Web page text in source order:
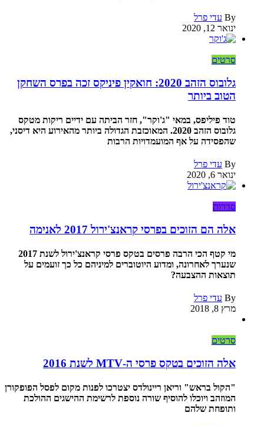
By עדי פרל
ינואר 12, 2020
סרטים
גלובוס הזהב 2020: חואקין פיניקס זכה בפרס השחקן
הטוב ביותר
טוד פיליפס, במאי "ג'וקר", חזר הביתה עם ידיים ריקות מטקס
גלובוס הזהב 2020. המאוכזבת הגדולה ביותר מהאירוע היא דיסני,
שהפסידה על אף המועמדויות הרבות
By עדי פרל
ינואר 6, 2020
סדרות
אלה הם הזוכים בפרסי קראנצ'ירול 2017 לאנימה
מי קטף הכי הרבה פרסים בטקס פרסי קראנצ'ירול לשנת 2017
שנערך לאחרונה, ומדוע היוטוברים למיניהם כל כך זועמים על
תוצאות ההצבעה?
By עדי פרל
מרץ 8, 2018
סרטים
אלה הזוכים בטקס פרסי ה-MTV לשנת 2016
"הקול בראש" וריאן ריינולדס יצטרכו לפנות מקום לפסל הפופקורן
המוזהב ויוכלו להוסיף שורה נוספת לרשימת ההישגים ההולכת
ותופחת שלהם